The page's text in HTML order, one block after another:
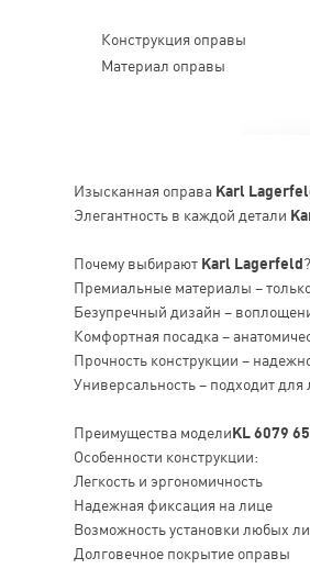
Конструкция оправы
Материал оправы
Изысканная оправа Karl
Элегантность в каждой детали
Почему выбирают Karl Lagerfeld?
Премиальные материалы –
Безупречный дизайн –
Комфортная посадка –
Прочность конструкции –
Универсальность – подходит для
Преимущества моделиKL 6079
Особенности конструкции:
Легкость и эргономичность
Надежная фиксация на лице
Возможность установки любых
Долговечное покрытие оправы